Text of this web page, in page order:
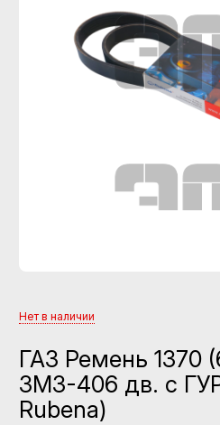
Нет в наличии
ГАЗ Ремень 1370
ЗМЗ-406 дв. c
Rubena)